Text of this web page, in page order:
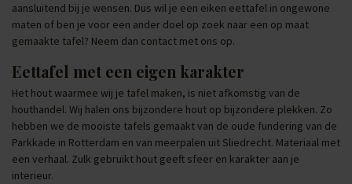
aansluitend bij je wensen. Dus wil je een eiken eettafel in ongewone
maten of ben je voor een ander doel op zoek naar een op maat
gemaakte tafel? Neem dan contact met ons op.
Eettafel met een eigen karakter
Het hout waarmee wij je tafel maken, is niet afkomstig van de
houthandel. Wij halen ons bijzondere hout op bijzondere plekken. Zo
hebben we de mooiste tafels gemaakt van de oude fundering van de
Parkkade in Rotterdam en van meerpalen uit Sliedrecht. Materiaal met
een verhaal. Zulk gebruikt hout geeft sfeer en karakter aan je
interieur.